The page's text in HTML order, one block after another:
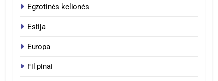
Egzotinės kelionės
Estija
Europa
Filipinai